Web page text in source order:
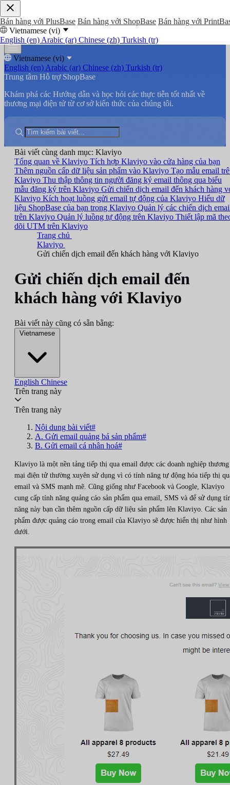
Bán hàng với PlusBase Bán hàng với ShopBase Bán hàng với
Vietnamese (vi)
English (en) Arabic (ar) Chinese (zh) Turkish (tr)
Vietnamese (vi)
English (en) Arabic (ar) Chinese (zh) Turkish (tr)
Trung tâm Hỗ trợ ShopBase
Khám phá các Hướng dẫn và học hỏi các thực tiễn tốt nhất về
thương mại điện tử từ cơ sở kiến thức của chúng tôi.
Bài viết cùng danh mục: Klaviyo
Tổng quan về Klaviyo Tích hợp Klaviyo vào cửa hàng của bạn
Thêm nguồn cấp dữ liệu sản phẩm vào Klaviyo Tạo mẫu email
Klaviyo Thu thập thông tin người đăng ký email thông qua biểu
mẫu đăng ký trên Klaviyo Gửi chiến dịch email đến khách hàng
Klaviyo Kích hoạt luồng gửi email tự động của Klaviyo Hiểu dữ
liệu ShopBase của bạn trong Klaviyo Quản lý các chiến dịch
trên Klaviyo Quản lý luồng tự động trên Klaviyo Thiết lập mã
dõi UTM trên Klaviyo
Trang chủ
Klaviyo
Gửi chiến dịch email đến khách hàng với Klaviyo
Gửi chiến dịch email đến
khách hàng với Klaviyo
Bài viết này cũng có sẵn bằng:
Vietnamese
English Chinese
Trên trang này
Trên trang này
Nội dung bài viết#
A. Gửi email quảng bá sản phẩm#
B. Gửi email cá nhân hoá#
Klaviyo là một nền tảng tiếp thị qua email được các doanh nghiệp thương
mại điện tử thường xuyên sử dụng vì có tính năng tự động hóa tiếp thị
email và SMS mạnh mẽ. Cũng giống như Facebook và Google, Klaviyo
cung cấp tính năng quảng cáo sản phẩm qua email, SMS và để sử dụng
năng này bạn cần thêm nguồn cấp dữ liệu sản phẩm lên Klaviyo. Các sản
phẩm được quảng cáo trong email của Klaviyo sẽ được hiển thị như hình
dưới.